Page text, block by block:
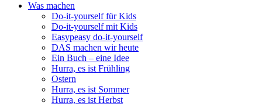
Was machen
Do-it-yourself für Kids
Do-it-yourself mit Kids
Easypeasy do-it-yourself
DAS machen wir heute
Ein Buch – eine Idee
Hurra, es ist Frühling
Ostern
Hurra, es ist Sommer
Hurra, es ist Herbst